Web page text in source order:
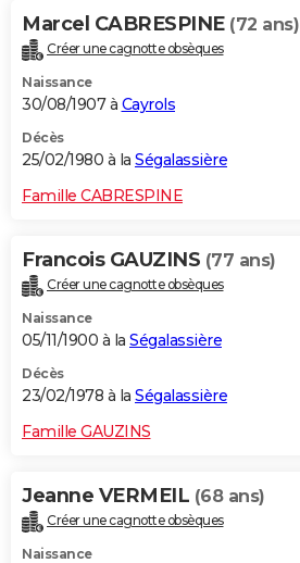
Marcel CABRESPINE (72 ans)
Créer une cagnotte obsèques
Naissance
30/08/1907 à Cayrols
Décès
25/02/1980 à la Ségalassière
Famille CABRESPINE
Francois GAUZINS (77 ans)
Créer une cagnotte obsèques
Naissance
05/11/1900 à la Ségalassière
Décès
23/02/1978 à la Ségalassière
Famille GAUZINS
Jeanne VERMEIL (68 ans)
Créer une cagnotte obsèques
Naissance